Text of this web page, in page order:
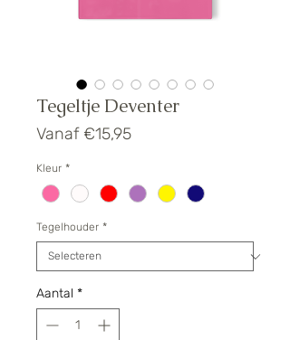
Tegeltje Deventer
Vanaf €15,95Verkoopprijs
Kleur *
Tegelhouder *
Aantal *